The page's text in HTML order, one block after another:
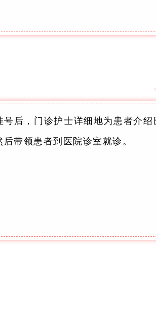
号后，门诊护士详细地为患者介
带领患者到医院诊室就诊。